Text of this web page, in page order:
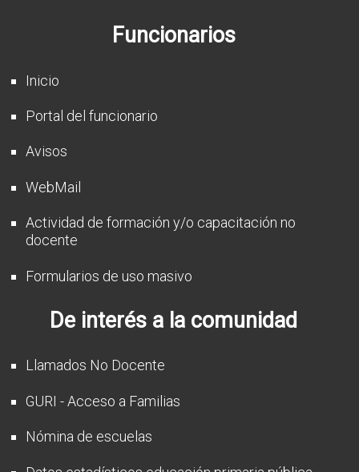
Funcionarios
Inicio
Portal del funcionario
Avisos
WebMail
Actividad de formación y/o capacitación no
docente
Formularios de uso masivo
De interés a la comunidad
Llamados No Docente
GURI - Acceso a Familias
Nómina de escuelas